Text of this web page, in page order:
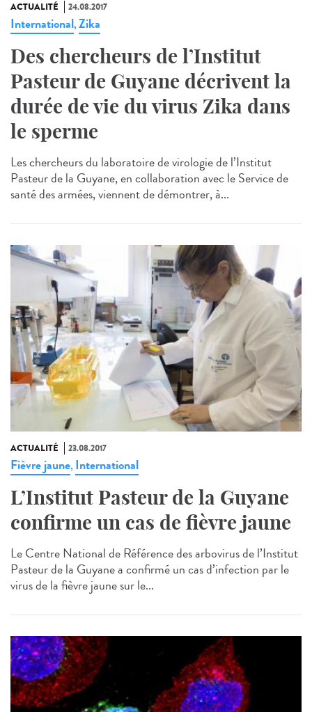
ACTUALITÉ 24.08.2017
International,Zika
Des chercheurs de l’Institut
Pasteur de Guyane décrivent la
durée de vie du virus Zika dans
le sperme
Les chercheurs du laboratoire de virologie de l’Institut
Pasteur de la Guyane, en collaboration avec le Service de
santé des armées, viennent de démontrer, à...
ACTUALITÉ 23.08.2017
Fièvre jaune, International
L’Institut Pasteur de la Guyane
confirme un cas de fièvre jaune
Le Centre National de Référence des arbovirus de l’Institut
Pasteur de la Guyane a confirmé un cas d’infection par le
virus de la fièvre jaune sur le...